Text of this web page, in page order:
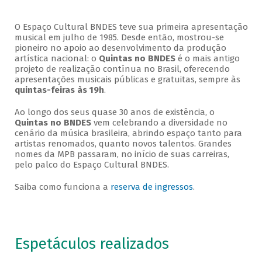
O Espaço Cultural BNDES teve sua primeira apresentação
musical em julho de 1985. Desde então, mostrou-se
pioneiro no apoio ao desenvolvimento da produção
artística nacional: o Quintas no BNDESé o mais antigo
projeto de realização contínua no Brasil, oferecendo
apresentações musicais públicas e gratuitas, sempre às
quintas-feiras às 19h.
Ao longo dos seus quase 30 anos de existência, o
Quintas no BNDESvem celebrando a diversidade no
cenário da música brasileira, abrindo espaço tanto para
artistas renomados, quanto novos talentos. Grandes
nomes da MPB passaram, no início de suas carreiras,
pelo palco do Espaço Cultural BNDES.
Saiba como funciona a reserva de ingressos.
Espetáculos realizados